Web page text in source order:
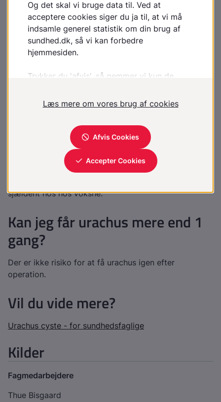
operation.
Hvordan udvikler sygdommen
sig?
Kronisk tilstand.
Er urachus farligt?
Hvor udbredt/hyppig er urachus?
Under 1 % hos spædbørn. Urachus ses hyppigst hos
sjældent hos hos voksne.
Kan jeg får urachus mere end 1
gang?
Der er ikke risiko for at få urachus igen efter
operation.
Vil du vide mere?
Urachus cyste - for sundhedsfaglige
Kilder
Fagmedarbejdere
Thue Bisgaard